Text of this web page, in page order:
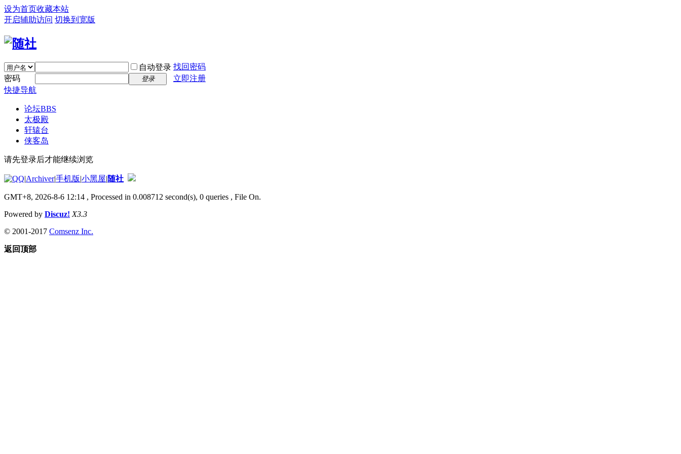
设为首页收藏本站
开启辅助访问 切换到宽版
自动登录 找回密码
密码
登录
立即注册
快捷导航
论坛BBS
太极殿
轩辕台
侠客岛
请先登录后才能继续浏览
|Archiver|手机版|小黑屋|随社
GMT+8, 2026-8-6 12:14 , Processed in 0.008712 second(s), 0 queries , File On.
Powered by Discuz! X3.3
© 2001-2017 Comsenz Inc.
返回顶部